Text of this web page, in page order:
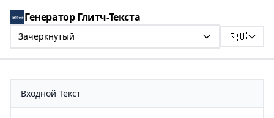
Генератор Глитч-Текста
Зачеркнутый 🇷🇺
Входной Текст